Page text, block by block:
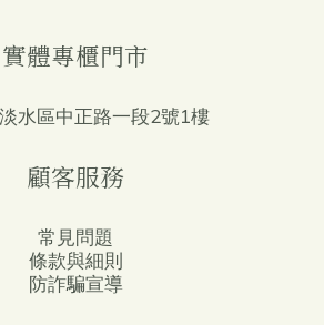
實體專櫃門市
水區中正路一段2號1樓
顧客服務
常見問題
條款與細則
防詐騙宣導